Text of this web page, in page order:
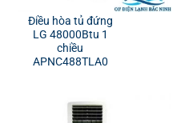
Điều hòa tủ đứng
LG 48000Btu 1
chiều
APNC488TLA0